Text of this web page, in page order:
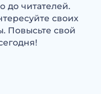
до читателей.
своих
Повысьте свой